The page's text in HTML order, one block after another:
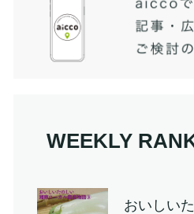
WEEKLY
おいしい